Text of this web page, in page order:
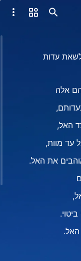
לשאת עדות
אלה
האל,
עד מוות,
את האל.